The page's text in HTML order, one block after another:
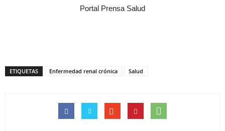
Portal Prensa Salud
ETIQUETAS Enfermedad renal crónica Salud